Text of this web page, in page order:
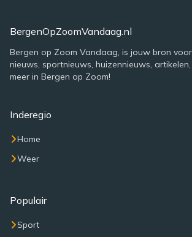
BergenOpZoomVandaag.nl
Bergen op Zoom Vandaag, is jouw bron
nieuws, sportnieuws, huizennieuws,
meer in Bergen op Zoom!
Inderegio
Home
Weer
Populair
Sport